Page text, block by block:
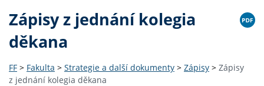
Zápisy z jednání kolegia
děkana
FF > Fakulta > Strategie a další dokumenty > Zápisy > Zápisy
z jednání kolegia děkana